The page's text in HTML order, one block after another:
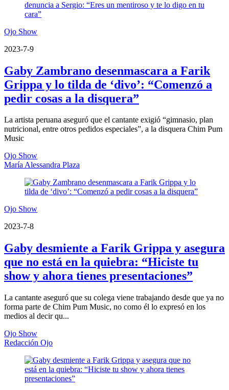
Ojo Show
2023-7-9
Gaby Zambrano desenmascara a Farik
Grippa y lo tilda de ‘divo’: “Comenzó a
pedir cosas a la disquera”
La artista peruana aseguró que el cantante exigió “gimnasio, plan
nutricional, entre otros pedidos especiales”, a la disquera Chim Pum
Music
Ojo Show
María Alessandra Plaza
Ojo Show
2023-7-8
Gaby desmiente a Farik Grippa y asegura
que no está en la quiebra: “Hiciste tu
show y ahora tienes presentaciones”
La cantante aseguró que su colega viene trabajando desde que ya no
forma parte de Chim Pum Music, no como él lo expresó en los
medios al decir qu...
Ojo Show
Redacción Ojo